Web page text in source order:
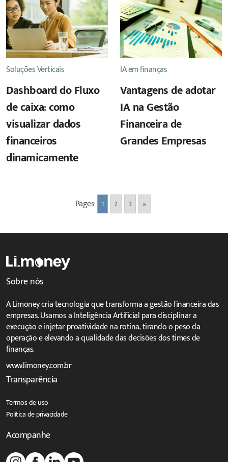
Soluções Verticais
Dashboard do Fluxo
de caixa: como
visualizar dados
financeiros
dinamicamente
IA em finanças
Vantagens de adotar
IA na Gestão
Financeira de
Grandes Empresas
Pages: 1 2 3 »
Sobre nós
A Limoney cria tecnologia que transforma a gestão financeira das
empresas. Usamos a Inteligência Artificial para disciplinar a
execução e injetar proatividade na rotina, tirando o peso da
operação e elevando a qualidade das decisões dos times de
finanças.
www.limoney.com.br
Transparência
Termos de uso
Política de privacidade
Acompanhe